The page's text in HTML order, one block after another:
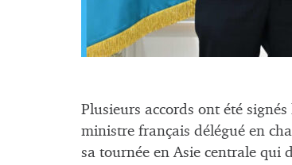
Plusieurs accords ont été
ministre français délégué en
sa tournée en Asie centrale qui